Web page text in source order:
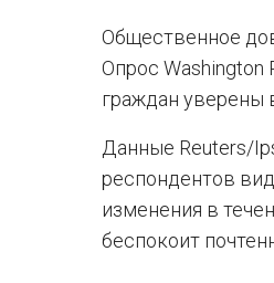
Общественное
Опрос Washington
граждан уверены
Данные Reuters/
респондентов
изменения в
беспокоит